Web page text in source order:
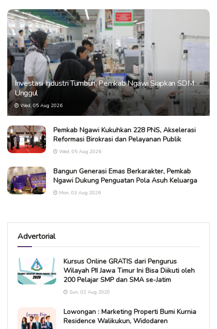
Investasi Industri Tumbuh, Pemkab Ngawi Siapkan SDM
Unggul
Wed, 05 Aug 2026
Pemkab Ngawi Kukuhkan 228 PNS, Akselerasi
Reformasi Birokrasi dan Pelayanan Publik
Wed, 05 Aug 2026
Bangun Generasi Emas Berkarakter, Pemkab
Ngawi Dukung Penguatan Pola Asuh Keluarga
Mon, 03 Aug 2026
Advertorial
Kursus Online GRATIS dari Pengurus
Wilayah PII Jawa Timur Ini Bisa Diikuti oleh
200 Pelajar SMP dan SMA se-Jatim
Sun, 02 Aug 2020
Lowongan : Marketing Properti Bumi Kurnia
Residence Walikukun, Widodaren